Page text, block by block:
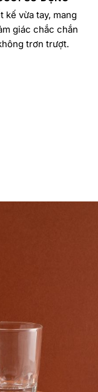
kế vừa tay, mang
giác chắc chắn
trơn trượt.